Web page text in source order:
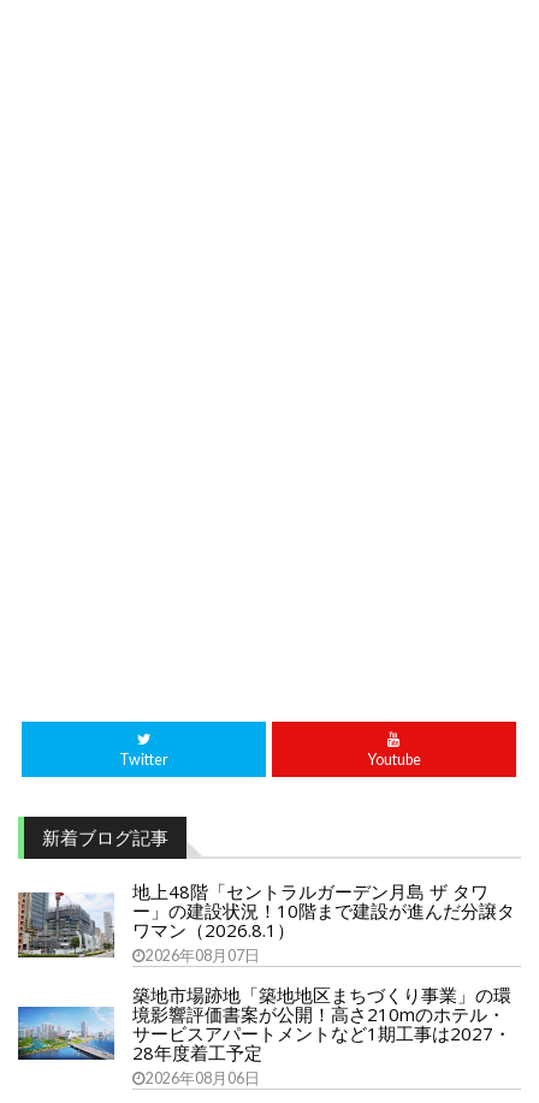
Twitter Youtube
新着ブログ記事
地上48階「セントラルガーデン月島 ザ タワ
ー」の建設状況！10階まで建設が進んだ分譲タ
ワマン（2026.8.1）
2026年08月07日
築地市場跡地「築地地区まちづくり事業」の環
境影響評価書案が公開！高さ210mのホテル・
サービスアパートメントなど1期工事は2027・
28年度着工予定
2026年08月06日